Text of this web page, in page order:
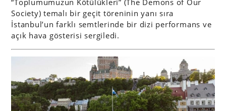
“Toplumumuzun Kötülükleri” (The Demons of Our
Society) temalı bir geçit töreninin yanı sıra
İstanbul’un farklı semtlerinde bir dizi performans ve
açık hava gösterisi sergiledi.